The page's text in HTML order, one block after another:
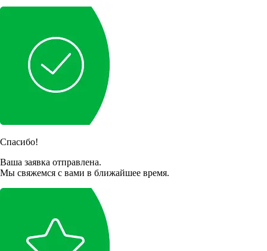
Спасибо!
Ваша заявка отправлена.
Мы свяжемся с вами в ближайшее время.